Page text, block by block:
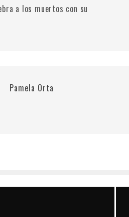
a los muertos con su
Pamela Orta